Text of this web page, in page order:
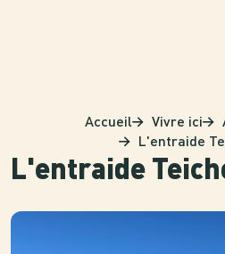
L'entraide
Accueil Vivre ici
L'entraide
Photo